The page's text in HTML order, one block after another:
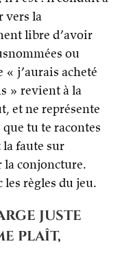
vers la
libre d’avoir
ou
j’aurais acheté
» revient à la
et ne représente
tu te racontes
faute sur
la conjoncture.
règles du jeu.
juste
plaît,